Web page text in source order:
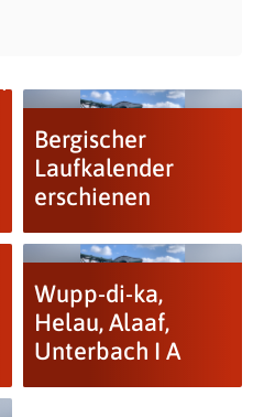
Bergischer
Laufkalender
erschienen
Wupp-di-ka,
Helau, Alaaf,
Unterbach I A